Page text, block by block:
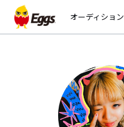
オーディション